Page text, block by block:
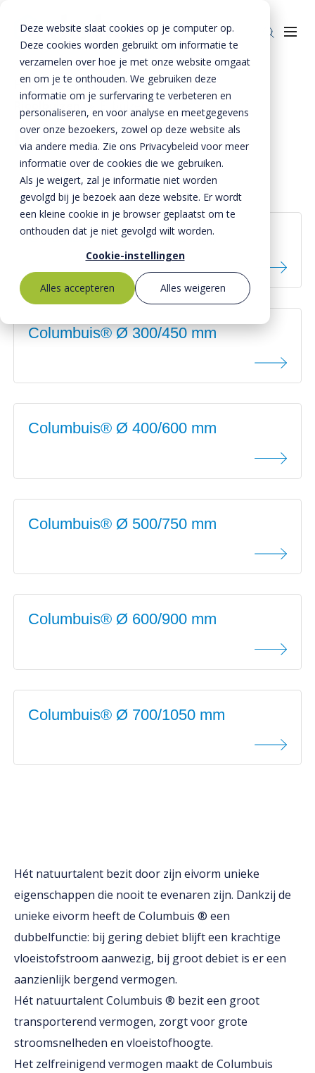
Deze website slaat cookies op je computer op.
Deze cookies worden gebruikt om informatie te
verzamelen over hoe je met onze website omgaat
en om je te onthouden. We gebruiken deze
informatie om je surfervaring te verbeteren en
personaliseren, en voor analyse en meetgegevens
over onze bezoekers, zowel op deze website als
via andere media. Zie ons Privacybeleid voor meer
informatie over de cookies die we gebruiken.
Als je weigert, zal je informatie niet worden
gevolgd bij je bezoek aan deze website. Er wordt
een kleine cookie in je browser geplaatst om te
onthouden dat je niet gevolgd wilt worden.
Cookie-instellingen
Alles accepteren
Alles weigeren
Bestekservice
Downloads
Producten
Riolering
Bestrating
Oplossingen
BTE Groep
Onze verhalen
Over ons
MVO
Kernwaarden
Mission statement
Dieseltoeslag
Home »Producten » Riolering »
Rioolbuizen
» Ei buizen
Ei-buizen
Columbuis® Ø 250/375 mm
Columbuis® Ø 300/450 mm
Columbuis® Ø 400/600 mm
Columbuis® Ø 500/750 mm
Columbuis® Ø 600/900 mm
Columbuis® Ø 700/1050 mm
Hét natuurtalent bezit door zijn eivorm unieke
eigenschappen die nooit te evenaren zijn. Dankzij de
unieke eivorm heeft de Columbuis ® een
dubbelfunctie: bij gering debiet blijft een krachtige
vloeistofstroom aanwezig, bij groot debiet is er een
aanzienlijk bergend vermogen.
Hét natuurtalent Columbuis ® bezit een groot
transporterend vermogen, zorgt voor grote
stroomsnelheden en vloeistofhoogte.
Het zelfreinigend vermogen maakt de Columbuis